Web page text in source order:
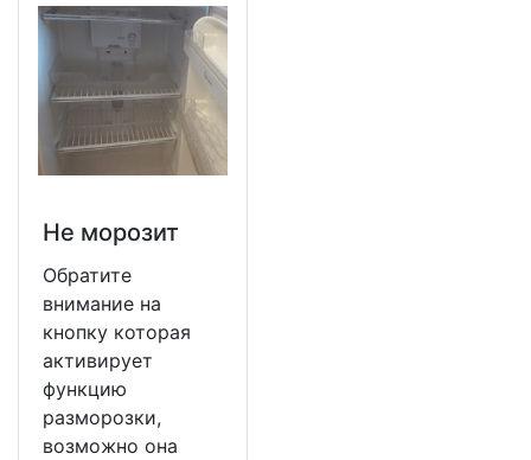
Не морозит
Обратите
внимание на
кнопку которая
активирует
функцию
разморозки,
возможно она